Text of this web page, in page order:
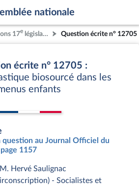
nationale
17e législature Question écrite n° 12705
écrite n° 12705 :
biosourcé dans les
enfants
question au Journal Officiel du
1157
M. Hervé Saulignac
- Socialistes et